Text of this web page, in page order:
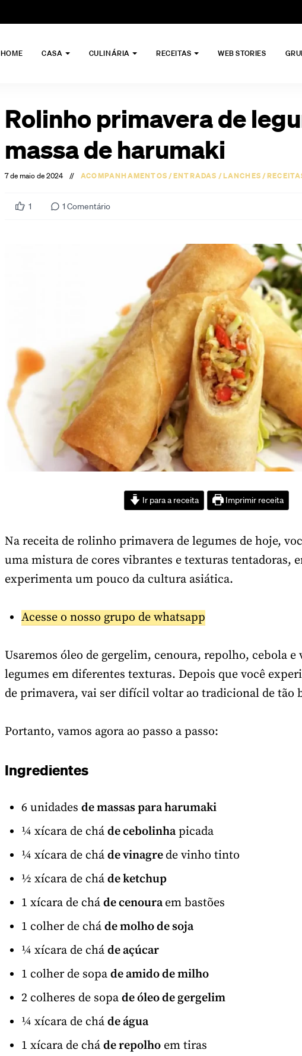
HOME CASA CULINÁRIA RECEITAS WEB STORIES
Rolinho primavera de
massa de harumaki
7 de maio de 2024 // ACOMPANHAMENTOS/ENTRADAS /LANCHES/
1 1 Comentário
Ir para a receita Imprimir receita
Na receita de rolinho primavera de legumes de hoje,
uma mistura de cores vibrantes e texturas tentadoras,
experimenta um pouco da cultura asiática.
Acesse o nosso grupo de whatsapp
Usaremos óleo de gergelim, cenoura, repolho, cebola e
legumes em diferentes texturas. Depois que você
de primavera, vai ser difícil voltar ao tradicional de tão
Portanto, vamos agora ao passo a passo:
Ingredientes
6 unidades de massas para harumaki
¼ xícara de chá de cebolinha picada
¼ xícara de chá de vinagre de vinho tinto
½ xícara de chá de ketchup
1 xícara de chá de cenoura em bastões
1 colher de chá de molho de soja
¼ xícara de chá de açúcar
1 colher de sopa de amido de milho
2 colheres de sopa de óleo de gergelim
¼ xícara de chá de água
1 xícara de chá de repolho em tiras